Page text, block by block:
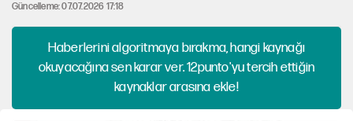
Güncelleme: 07.07.2026 17:18
Haberlerini algoritmaya bırakma, hangi kaynağı
okuyacağına sen karar ver. 12punto'yu tercih ettiğin
kaynaklar arasına ekle!